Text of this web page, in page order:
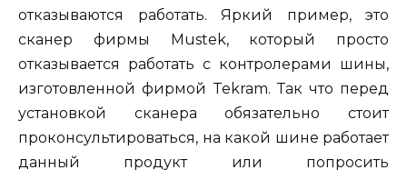
отказываются работать. Яркий пример, это
сканер фирмы Mustek, который просто
отказывается работать с контролерами шины,
изготовленной фирмой Tekram. Так что перед
установкой сканера обязательно стоит
проконсультироваться, на какой шине работает
данный продукт или попросить